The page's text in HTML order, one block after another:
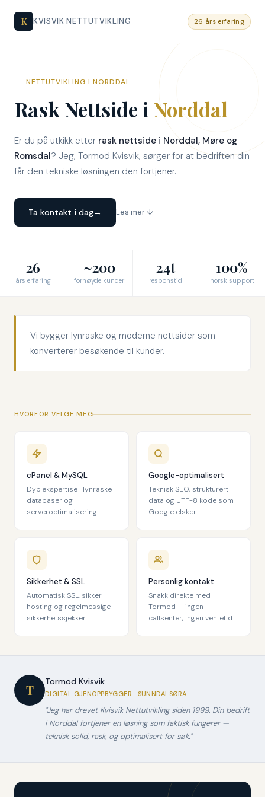
K KVISVIK NETTUTVIKLING 26 års erfaring
NETTUTVIKLING I NORDDAL
Rask Nettside i Norddal
Er du på utkikk etter rask nettside i Norddal, Møre og
Romsdal? Jeg, Tormod Kvisvik, sørger for at bedriften din
får den tekniske løsningen den fortjener.
Ta kontakt i dag→ Les mer ↓
26
års erfaring
~200
fornøyde kunder
24t
responstid
100%
norsk support
Vi bygger lynraske og moderne nettsider som
konverterer besøkende til kunder.
HVORFOR VELGE MEG
cPanel & MySQL
Dyp ekspertise i lynraske
databaser og
serveroptimalisering.
Google-optimalisert
Teknisk SEO, strukturert
data og UTF-8 kode som
Google elsker.
Sikkerhet & SSL
Automatisk SSL, sikker
hosting og regelmessige
sikkerhetssjekker.
Personlig kontakt
Snakk direkte med
Tormod — ingen
callsenter, ingen ventetid.
T
Tormod Kvisvik
DIGITAL GJENOPPBYGGER · SUNNDALSØRA
"Jeg har drevet Kvisvik Nettutvikling siden 1999. Din bedrift
i Norddal fortjener en løsning som faktisk fungerer —
teknisk solid, rask, og optimalisert for søk."